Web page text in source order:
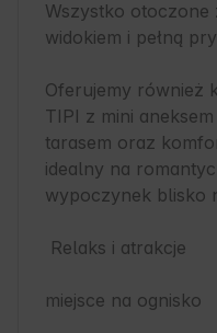
Wszystko otoczone
widokiem i pełną
Oferujemy również
TIPI z mini
tarasem oraz
idealny na
wypoczynek blisko
miejsce na ognisko